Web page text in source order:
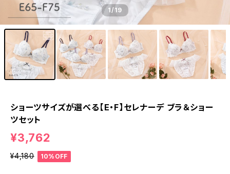
1/19
ショーツサイズが選べる【E・F】セレナーデ ブラ＆ショー
ツセット
¥3,762
¥4,180 10%OFF